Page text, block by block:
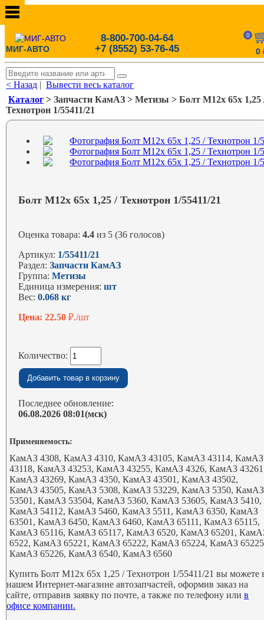
МИГ-АВТО
8-800-700-04-64
+7 (8552) 53-76-45
0
0
< Назад |Вывести весь каталог
Каталог > Запчасти КамАЗ > Метизы > Болт М12х 65х 1,25
Технотрон 1/55411/21
Болт М12х 65х 1,25 / Технотрон 1/55411/21
Оценка товара:4.4 из 5 (36 голосов)
Артикул: 1/55411/21
Раздел:Запчасти КамАЗ
Группа:Метизы
Единица измерения:шт
Вес:0.068 кг
Цена: 22.50₽./шт
Количество:
Последнее обновление:
06.08.2026 08:01(мск)
Применяемость:
КамАЗ 4308, КамАЗ 4310, КамАЗ 43105, КамАЗ 43114, КамАЗ
43118, КамАЗ 43253, КамАЗ 43255, КамАЗ 4326, КамАЗ
КамАЗ 43269, КамАЗ 4350, КамАЗ 43501, КамАЗ 43502,
КамАЗ 43505, КамАЗ 5308, КамАЗ 53229, КамАЗ 5350, КамАЗ
53501, КамАЗ 53504, КамАЗ 5360, КамАЗ 53605, КамАЗ 5410,
КамАЗ 54112, КамАЗ 5460, КамАЗ 5511, КамАЗ 6350, КамАЗ
63501, КамАЗ 6450, КамАЗ 6460, КамАЗ 65111, КамАЗ 65115,
КамАЗ 65116, КамАЗ 65117, КамАЗ 6520, КамАЗ 65201,
6522, КамАЗ 65221, КамАЗ 65222, КамАЗ 65224, КамАЗ
КамАЗ 65226, КамАЗ 6540, КамАЗ 6560
Купить Болт М12х 65х 1,25 / Технотрон 1/55411/21 вы можете
нашем Интернет-магазине автозапчастей, оформив заказ на
сайте, отправив заявку по почте, а также по телефону илив
офисе компании.